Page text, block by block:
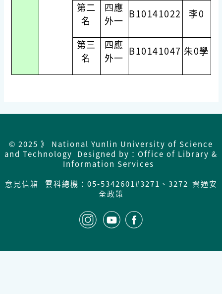
第二
名
四應
外一
B10141022 李0
第三
名
四應
外一
B10141047 朱0學
© 2025 》 National Yunlin University of Science
and Technology Designed by：Office of Library &
Information Services
意見信箱
雲科總機：05-5342601#3271、3272 資通安
全政策